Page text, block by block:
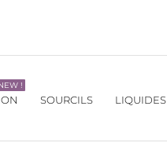
!
SOURCILS LIQUIDES